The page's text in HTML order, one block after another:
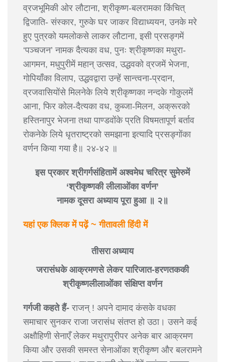
व्रजभूमिकी ओर लौटाना, श्रीकृष्ण-बलरामका किंचित्
द्विजाति- संस्कार, गुरुके घर जाकर विद्याध्ययन, उनके मरे
हुए पुत्रको यमलोकसे लाकर लौटाना, इसी प्रसङ्गमें
‘पञ्चजन’ नामक दैत्यका वध, पुनः श्रीकृष्णका मथुरा-
आगमन, मधुपुरीमें महान् उत्सव, उद्धवको व्रजमें भेजना,
गोपियाँका विलाप, उद्धवद्वारा उन्हें सान्त्वना-प्रदान,
व्रजवासियोंसे मिलनेके लिये श्रीकृष्णका नन्दके गोकुलमें
आना, फिर कोल-दैत्यका वध, कुब्जा-मिलन, अक्रूरको
हस्तिनापुर भेजना तथा पाण्डवोंके प्रति विषमतापूर्ण बर्ताव
रोकनेके लिये धृतराष्ट्रको समझाना इत्यादि प्रसङ्गोंका
वर्णन किया गया है॥ २४-४२ ॥
इस प्रकार श्रीगर्गसंहितामें अश्वमेध चरित्र सुमेरुमें
‘श्रीकृष्णकी लीलाओंका वर्णन’
नामक दूसरा अध्याय पूरा हुआ ॥ २॥
यहां एक क्लिक में पढ़ें ~ गीतावली हिंदी में
तीसरा अध्याय
जरासंधके आक्रमणसे लेकर पारिजात-हरणतककी
श्रीकृष्णलीलाओंका संक्षिप्त वर्णन
गर्गजी कहते हैं- राजन् ! अपने दामाद कंसके वधका
समाचार सुनकर राजा जरासंध संतप्त हो उठा। उसने कई
अक्षौहिणी सेनाएँ लेकर मथुरापुरीपर अनेक बार आक्रमण
किया और उसकी समस्त सेनाओंका श्रीकृष्ण और बलरामने